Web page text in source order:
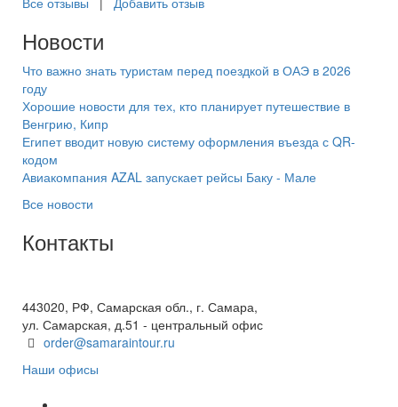
Новости
Что важно знать туристам перед поездкой в ОАЭ в 2026
году
Хорошие новости для тех, кто планирует путешествие в
Венгрию, Кипр
Египет вводит новую систему оформления въезда с QR-
кодом
Авиакомпания AZAL запускает рейсы Баку - Мале
Все новости
Контакты
443020, РФ, Самарская обл., г. Самара,
ул. Самарская, д.51 - центральный офис
order@samaraintour.ru
Наши офисы